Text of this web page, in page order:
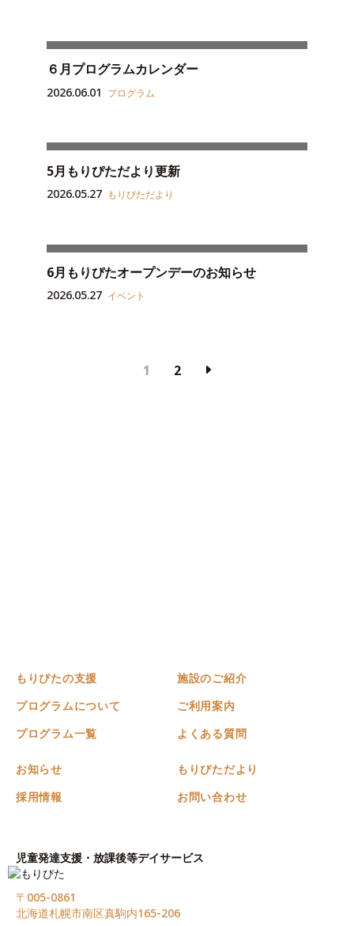
６月プログラムカレンダー
2026.06.01 プログラム
5月もりぴただより更新
2026.05.27 もりぴただより
6月もりぴたオープンデーのお知らせ
2026.05.27 イベント
1 2
もりぴたの支援
プログラムについて
プログラム一覧
施設のご紹介
ご利用案内
よくある質問
お知らせ
もりぴただより
採用情報
お問い合わせ
児童発達支援・放課後等デイサービス
〒005-0861
北海道札幌市南区真駒内165-206